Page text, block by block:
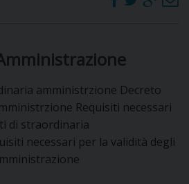
amministrzione Decreto
Requisiti necessari
di straordinaria
necessari per la validità degli